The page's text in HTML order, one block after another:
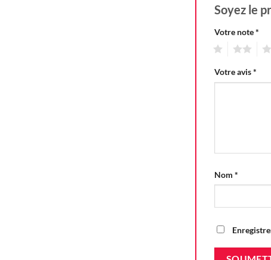
Soyez le
Votre note*
Votre avis*
Nom *